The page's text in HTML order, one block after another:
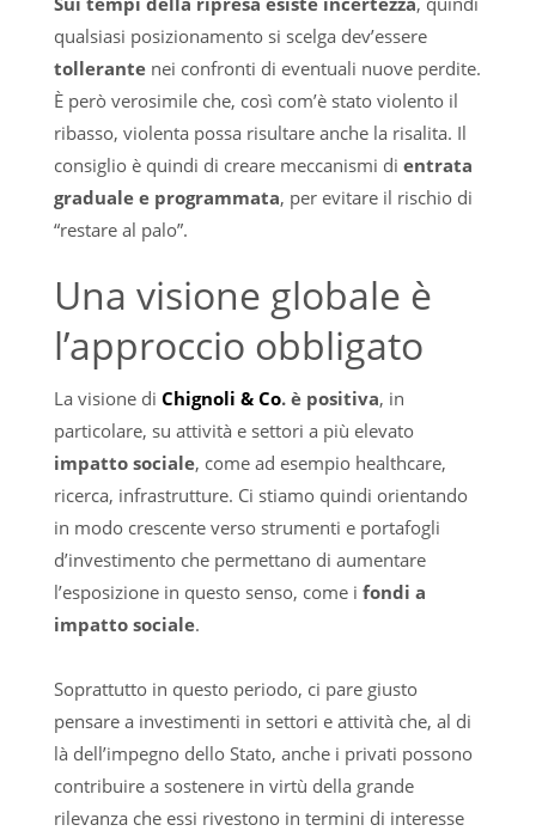
qualsiasi posizionamento si scelga dev’essere
tollerante nei confronti di eventuali nuove perdite.
È però verosimile che, così com’è stato violento il
ribasso, violenta possa risultare anche la risalita. Il
consiglio è quindi di creare meccanismi di entrata
graduale e programmata, per evitare il rischio di
“restare al palo”.
Una visione globale è
l’approccio obbligato
La visione di Chignoli & Co. è positiva, in
particolare, su attività e settori a più elevato
impatto sociale, come ad esempio healthcare,
ricerca, infrastrutture. Ci stiamo quindi orientando
in modo crescente verso strumenti e portafogli
d’investimento che permettano di aumentare
l’esposizione in questo senso, come i fondi a
impatto sociale.
Soprattutto in questo periodo, ci pare giusto
pensare a investimenti in settori e attività che, al di
là dell’impegno dello Stato, anche i privati possono
contribuire a sostenere in virtù della grande
rilevanza che essi rivestono in termini di interesse